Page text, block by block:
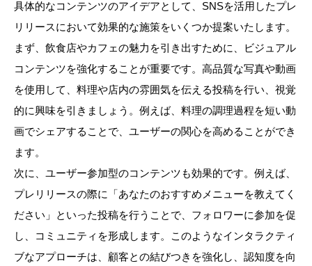
具体的なコンテンツのアイデアとして、SNSを活用したプレ
リリースにおいて効果的な施策をいくつか提案いたします。
まず、飲食店やカフェの魅力を引き出すために、ビジュアル
コンテンツを強化することが重要です。高品質な写真や動画
を使用して、料理や店内の雰囲気を伝える投稿を行い、視覚
的に興味を引きましょう。例えば、料理の調理過程を短い動
画でシェアすることで、ユーザーの関心を高めることができ
ます。
次に、ユーザー参加型のコンテンツも効果的です。例えば、
プレリリースの際に「あなたのおすすめメニューを教えてく
ださい」といった投稿を行うことで、フォロワーに参加を促
し、コミュニティを形成します。このようなインタラクティ
ブなアプローチは、顧客との結びつきを強化し、認知度を向